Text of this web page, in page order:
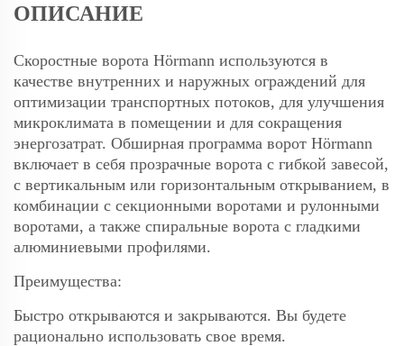
ОПИСАНИЕ
Скоростные ворота Hörmann используются в
качестве внутренних и наружных ограждений для
оптимизации транспортных потоков, для улучшения
микроклимата в помещении и для сокращения
энергозатрат. Обширная программа ворот Hörmann
включает в себя прозрачные ворота с гибкой завесой,
с вертикальным или горизонтальным открыванием, в
комбинации с секционными воротами и рулонными
воротами, а также спиральные ворота с гладкими
алюминиевыми профилями.
Преимущества:
Быстро открываются и закрываются. Вы будете
рационально использовать свое время.